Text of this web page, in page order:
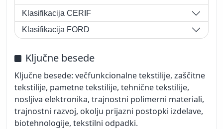
Klasifikacija CERIF
Klasifikacija FORD
Ključne besede
Ključne besede: večfunkcionalne tekstilije, zaščitne
tekstilije, pametne tekstilije, tehnične tekstilije,
nosljiva elektronika, trajnostni polimerni materiali,
trajnostni razvoj, okolju prijazni postopki izdelave,
biotehnologije, tekstilni odpadki.